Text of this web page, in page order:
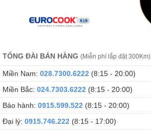
TỔNG ĐÀI BÁN HÀNG (Miễn phí lắp đặt 300Km)
Miền Nam: 028.7300.6222 (8:15 - 20:00)
Miền Bắc: 024.7303.6222 (8:15 - 20:00)
Bảo hành: 0915.599.522 (8:15 - 20:00)
Đại lý: 0915.746.222 (8:15 - 17:00)